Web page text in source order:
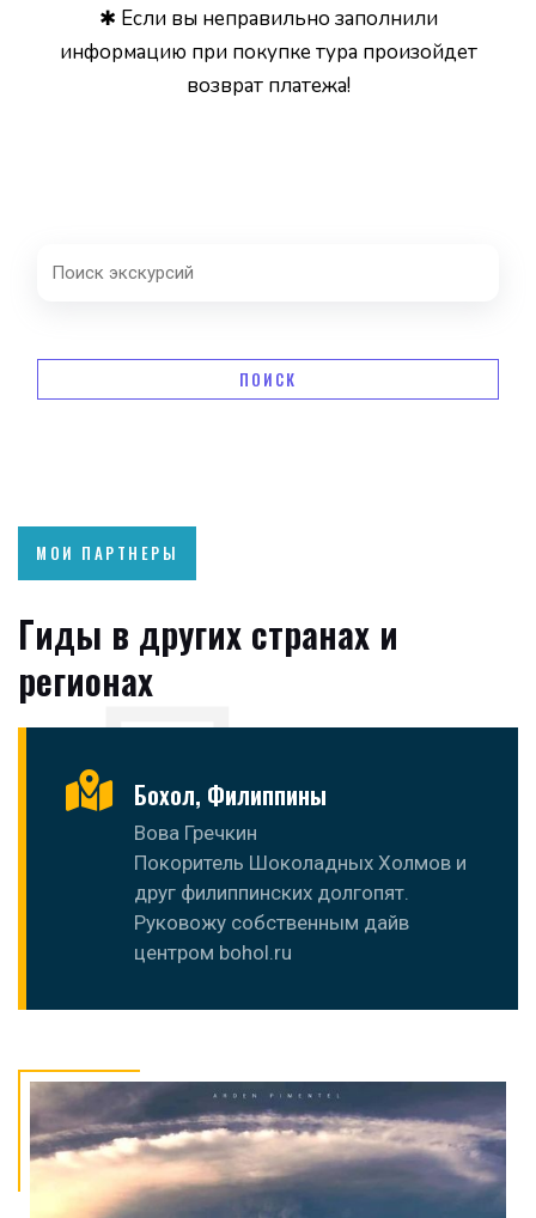
✱ Если вы неправильно заполнили
информацию при покупке тура произойдет
возврат платежа!
ПОИСК
МОИ ПАРТНЕРЫ
Гиды в других странах и
регионах
Бохол, Филиппины
Вова Гречкин
Покоритель Шоколадных Холмов и
друг филиппинских долгопят.
Руковожу собственным дайв
центром bohol.ru